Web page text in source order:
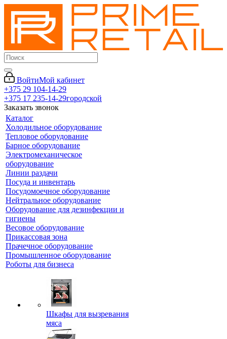
ВойтиМой кабинет
+375 29 104-14-29
+375 17 235-14-29городской
Заказать звонок
Каталог
Холодильное оборудование
Тепловое оборудование
Барное оборудование
Электромеханическое
оборудование
Линии раздачи
Посуда и инвентарь
Посудомоечное оборудование
Нейтральное оборудование
Оборудование для дезинфекции и
гигиены
Весовое оборудование
Прикассовая зона
Прачечное оборудование
Промышленное оборудование
Роботы для бизнеса
Шкафы для вызревания
мяса